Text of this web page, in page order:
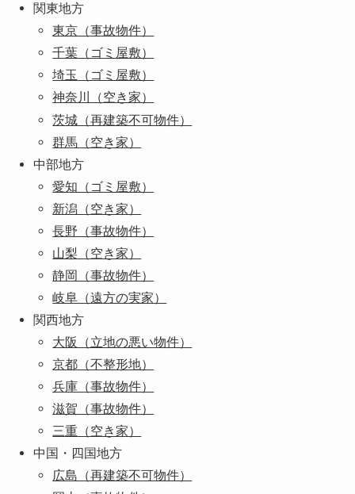
関東地方
東京（事故物件）
千葉（ゴミ屋敷）
埼玉（ゴミ屋敷）
神奈川（空き家）
茨城（再建築不可物件）
群馬（空き家）
中部地方
愛知（ゴミ屋敷）
新潟（空き家）
長野（事故物件）
山梨（空き家）
静岡（事故物件）
岐阜（遠方の実家）
関西地方
大阪（立地の悪い物件）
京都（不整形地）
兵庫（事故物件）
滋賀（事故物件）
三重（空き家）
中国・四国地方
広島（再建築不可物件）